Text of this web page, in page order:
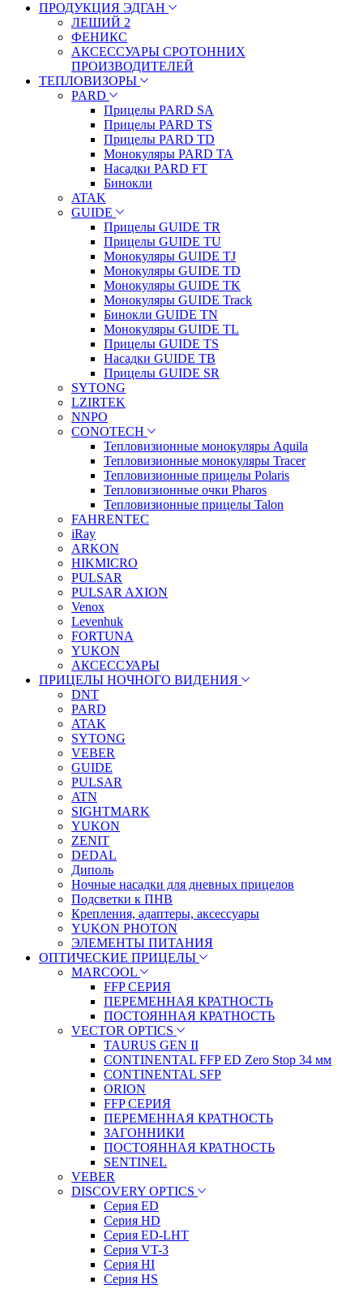
ПРОДУКЦИЯ ЭДГАН
ЛЕШИЙ 2
ФЕНИКС
АКСЕССУАРЫ СРОТОННИХ
ПРОИЗВОДИТЕЛЕЙ
ТЕПЛОВИЗОРЫ
PARD
Прицелы PARD SA
Прицелы PARD TS
Прицелы PARD TD
Монокуляры PARD TA
Насадки PARD FT
Бинокли
ATAK
GUIDE
Прицелы GUIDE TR
Прицелы GUIDE TU
Монокуляры GUIDE TJ
Монокуляры GUIDE TD
Монокуляры GUIDE TK
Монокуляры GUIDE Track
Бинокли GUIDE TN
Монокуляры GUIDE TL
Прицелы GUIDE TS
Насадки GUIDE TB
Прицелы GUIDE SR
SYTONG
LZIRTEK
NNPO
CONOTECH
Тепловизионные монокуляры Aquila
Тепловизионные монокуляры Tracer
Тепловизионные прицелы Polaris
Тепловизионные очки Pharos
Тепловизионные прицелы Talon
FAHRENTEC
iRay
ARKON
HIKMICRO
PULSAR
PULSAR AXION
Venox
Levenhuk
FORTUNA
YUKON
АКСЕССУАРЫ
ПРИЦЕЛЫ НОЧНОГО ВИДЕНИЯ
DNT
PARD
ATAK
SYTONG
VEBER
GUIDE
PULSAR
ATN
SIGHTMARK
YUKON
ZENIT
DEDAL
Диполь
Ночные насадки для дневных прицелов
Подсветки к ПНВ
Крепления, адаптеры, аксессуары
YUKON PHOTON
ЭЛЕМЕНТЫ ПИТАНИЯ
ОПТИЧЕСКИЕ ПРИЦЕЛЫ
MARCOOL
FFP СЕРИЯ
ПЕРЕМЕННАЯ КРАТНОСТЬ
ПОСТОЯННАЯ КРАТНОСТЬ
VECTOR OPTICS
TAURUS GEN II
CONTINENTAL FFP ED Zero Stop 34 мм
CONTINENTAL SFP
ORION
FFP СЕРИЯ
ПЕРЕМЕННАЯ КРАТНОСТЬ
ЗАГОННИКИ
ПОСТОЯННАЯ КРАТНОСТЬ
SENTINEL
VEBER
DISCOVERY OPTICS
Серия ED
Серия HD
Серия ED-LHT
Серия VT-3
Серия HI
Серия HS